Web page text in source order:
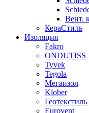
Вент.
КераСтиль
Изоляция
Fakro
ONDUTISS
Tyvek
Tegola
Мегаизол
Klober
Геотекстиль
Eurovent